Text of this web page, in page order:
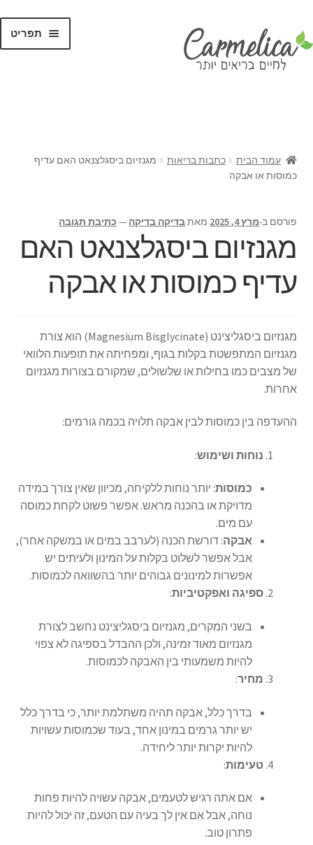
תפריט
עמוד הבית כתבות בריאות
מגנזיום ביסגלצנאט האם עדיף
כמוסות או אבקה
פורסם ב-מרץ 4, 2025 מאתבדיקה בדיקה — כתיבת תגובה
מגנזיום ביסגלצנאט האם
עדיף כמוסות או אבקה
מגנזיום ביסגליצינט (Magnesium Bisglycinate) הוא צורת
מגנזיום המתפשטת בקלות בגוף, ומפחיתה את תופעות הלוואי
של מצבים כמו בחילות או שלשולים, שמקורם בצורות מגנזיום
אחרות.
ההעדפה בין כמוסות לבין אבקה תלויה בכמה גורמים:
נוחות ושימוש:
כמוסות: יותר נוחות ללקיחה, מכיוון שאין צורך במידה
מדויקת או בהכנה מראש. אפשר פשוט לקחת כמוסה
עם מים.
אבקה: דורשת הכנה (לערבב במים או במשקה אחר),
אבל אפשר לשלוט בקלות על המינון ולעיתים יש
אפשרות למינונים גבוהים יותר בהשוואה לכמוסות.
ספיגה ואפקטיביות:
בשני המקרים, מגנזיום ביסגליצינט נחשב לצורת
מגנזיום מאוד זמינה, ולכן ההבדל בספיגה לא צפוי
להיות משמעותי בין האבקה לכמוסות.
מחיר:
בדרך כלל, אבקה תהיה משתלמת יותר, כי בדרך כלל
יש יותר גרמים במינון אחד, בעוד שכמוסות עשויות
להיות יקרות יותר ליחידה.
טעימות:
אם אתה רגיש לטעמים, אבקה עשויה להיות פחות
נוחה, אבל אם אין לך בעיה עם הטעם, זה יכול להיות
פתרון טוב.